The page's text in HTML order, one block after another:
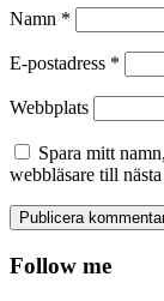
Namn *
E-postadress *
Webbplats
Spara mitt
webbläsare till
Follow me